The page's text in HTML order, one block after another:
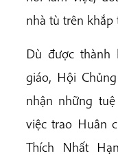
nhà tù trên khắp
Dù được
giáo, Hội
nhận những
việc trao Huân
Thích Nhất